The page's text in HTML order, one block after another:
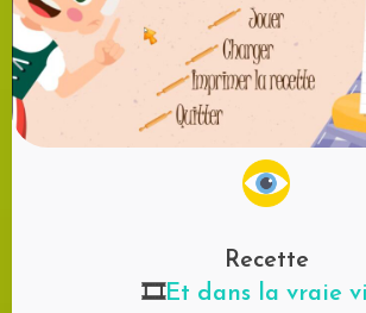
Recette
🎞️Et dans la vraie